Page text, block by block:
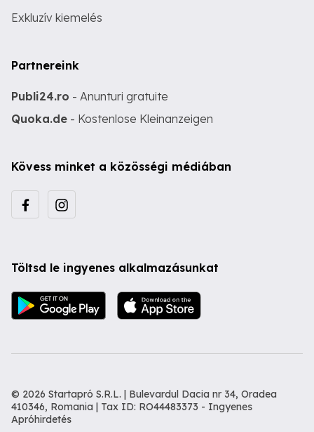
Exkluzív kiemelés
Partnereink
Publi24.ro - Anunturi gratuite
Quoka.de - Kostenlose Kleinanzeigen
Kövess minket a közösségi médiában
Töltsd le ingyenes alkalmazásunkat
© 2026 Startapró S.R.L. | Bulevardul Dacia nr 34, Oradea
410346, Romania | Tax ID: RO44483373 - Ingyenes
Apróhirdetés